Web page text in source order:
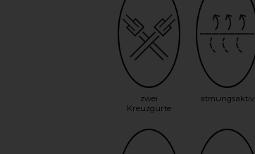
zwei
Kreuzgurte
atmungsaktiv